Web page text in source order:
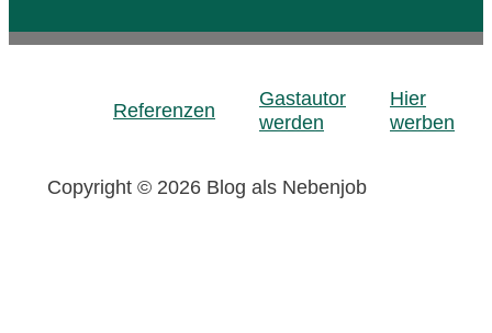
Referenzen
Gastautor
werden
Hier
werben
Copyright © 2026 Blog als Nebenjob